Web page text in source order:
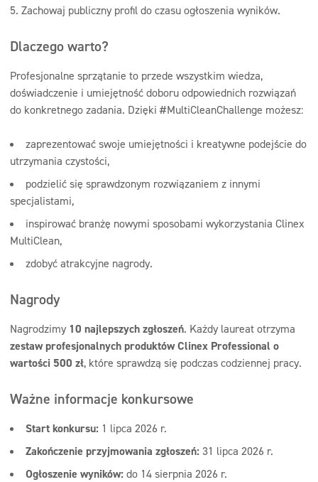
Zachowaj publiczny profil do czasu ogłoszenia wyników.
Dlaczego warto?
Profesjonalne sprzątanie to przede wszystkim wiedza,
doświadczenie i umiejętność doboru odpowiednich rozwiązań
do konkretnego zadania. Dzięki #MultiCleanChallenge możesz:
zaprezentować swoje umiejętności i kreatywne podejście do
utrzymania czystości,
podzielić się sprawdzonym rozwiązaniem z innymi
specjalistami,
inspirować branżę nowymi sposobami wykorzystania Clinex
MultiClean,
zdobyć atrakcyjne nagrody.
Nagrody
Nagrodzimy 10 najlepszych zgłoszeń. Każdy laureat otrzyma
zestaw profesjonalnych produktów Clinex Professional o
wartości 500 zł, które sprawdzą się podczas codziennej pracy.
Ważne informacje konkursowe
Start konkursu: 1 lipca 2026 r.
Zakończenie przyjmowania zgłoszeń: 31 lipca 2026 r.
Ogłoszenie wyników: do 14 sierpnia 2026 r.